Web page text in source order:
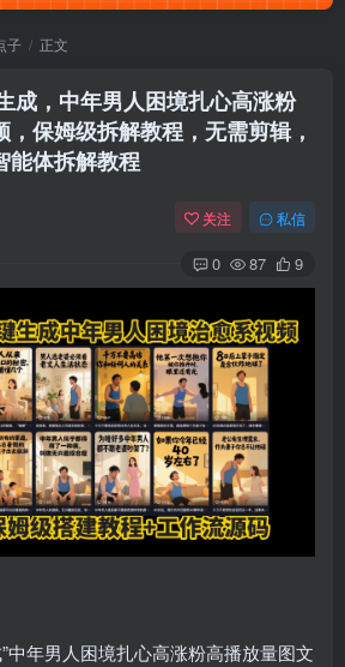
子 正文
成，中年男人困境扎心高涨粉
保姆级拆解教程，无需剪辑，
能体拆解教程
关注 私信
0 87 9
中年男人困境扎心高涨粉高播放量图文